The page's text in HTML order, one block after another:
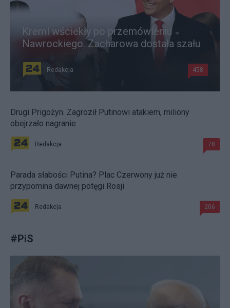
Kreml wściekły po przemówieniu
Nawrockiego. Zacharowa dostała szału
Redakcja 458
Drugi Prigożyn. Zagroził Putinowi atakiem, miliony
obejrzało nagranie
Redakcja 78
Parada słabości Putina? Plac Czerwony już nie
przypomina dawnej potęgi Rosji
Redakcja 206
#PiS